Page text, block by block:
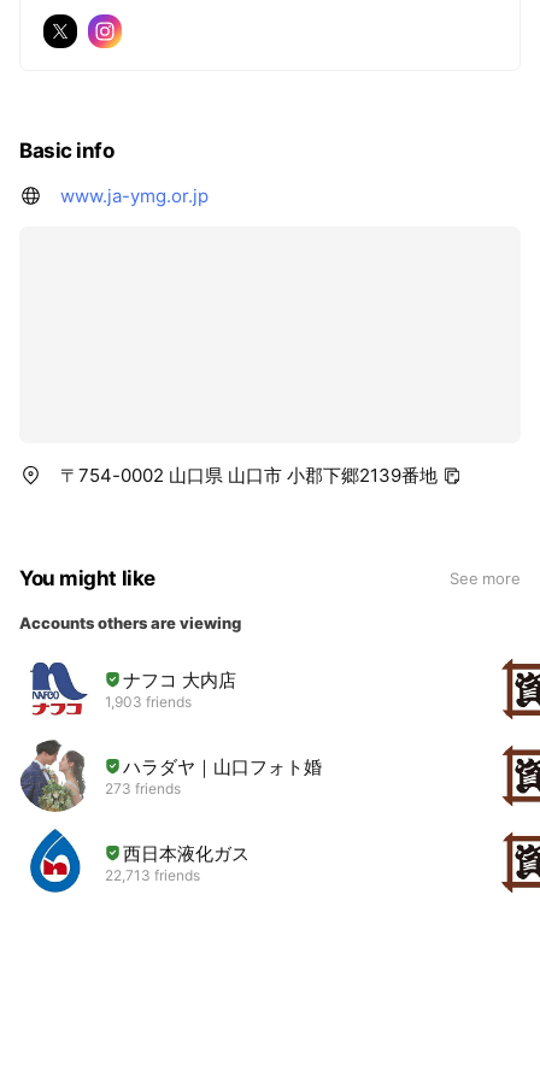
Basic info
www.ja-ymg.or.jp
〒754-0002 山口県 山口市 小郡下郷2139番地
You might like See more
Accounts others are viewing
ナフコ 大内店
1,903 friends
ハラダヤ｜山口フォト婚
273 friends
西日本液化ガス
22,713 friends